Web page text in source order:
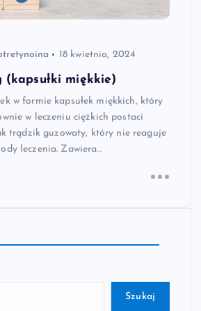
18 kwietnia, 2024
(kapsułki miękkie)
w formie kapsułek miękkich, który
w leczeniu ciężkich postaci
trądzik guzowaty, który nie reaguje
leczenia. Zawiera…
Szukaj